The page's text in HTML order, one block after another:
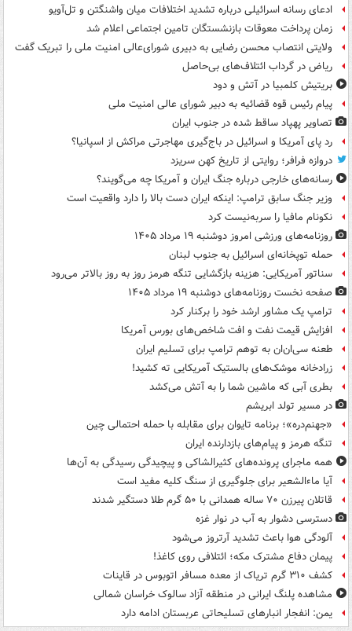
ادعای رسانه اسرائیلی درباره تشدید اختلافات میان واشنگتن و تل‌آویو
زمان پرداخت معوقات بازنشستگان تامین اجتماعی اعلام شد
ولایتی انتصاب محسن رضایی به دبیری شورای‌عالی امنیت ملی را تبریک گفت
ریاض در گرداب ائتلاف‌های بی‌حاصل
بریتیش کلمبیا در آتش و دود
پیام رئیس قوه قضائیه به دبیر شورای عالی امنیت ملی
تصاویر پهپاد ساقط شده در جنوب ایران
رد پای آمریکا و اسرائیل در باج‌گیری مهاجرتی مراکش از اسپانیا؟
دروازه فرافر؛ روایتی از تاریخ کهن سریزد
رسانه‌های خارجی درباره جنگ ایران و آمریکا چه می‌گویند؟
وزیر جنگ سابق ترامپ: اینکه ایران دست بالا را دارد واقعیت است
نکونام مافیا را سربه‌نیست کرد
روزنامه‌های ورزشی امروز دوشنبه ۱۹ مرداد ۱۴۰۵
حمله توپخانه‌ای اسرائیل به جنوب لبنان
سناتور آمریکایی: هزینه بازگشایی تنگه هرمز روز به روز بالاتر می‌رود
صفحه نخست روزنامه‌های دوشنبه ۱۹ مرداد ۱۴۰۵
ترامپ یک مشاور ارشد خود را برکنار کرد
افزایش قیمت نفت و افت شاخص‌های بورس آمریکا
طعنه سی‌ان‌ان به توهم ترامپ برای تسلیم ایران
زرادخانه موشک‌های بالستیک آمریکایی ته کشید!
بطری آبی که ماشین شما را به آتش می‌کشد
در مسیر تولد ابریشم
«جهنم‌دره»؛ برنامه تایوان برای مقابله با حمله احتمالی چین
تنگه هرمز و پیام‌های بازدارنده ایران
همه ماجرای پرونده‌های کثیرالشاکی و پیچیدگی رسیدگی به آن‌ها
آیا ماءالشعیر برای جلوگیری از سنگ کلیه مفید است
قاتلان پیرزن ۷۰ ساله همدانی با ۵۰ گرم طلا دستگیر شدند
دسترسی دشوار به آب در نوار غزه
آلودگی هوا باعث تشدید آرتروز می‌شود
پیمان دفاع مشترک مکه؛ ائتلافی روی کاغذ!
کشف ۳۱۰ گرم تریاک از معده مسافر اتوبوس در قاینات
مشاهده پلنگ ایرانی در منطقه آزاد سالوک خراسان شمالی
یمن: انفجار انبارهای تسلیحاتی عربستان ادامه دارد